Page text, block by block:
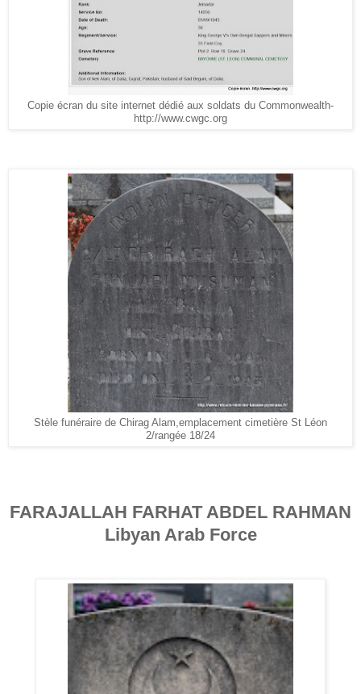
Copie écran du site internet dédié aux soldats du Commonwealth-
http://www.cwgc.org
Stèle funéraire de Chirag Alam,emplacement cimetière St Léon
2/rangée 18/24
FARAJALLAH FARHAT ABDEL RAHMAN
Libyan Arab Force